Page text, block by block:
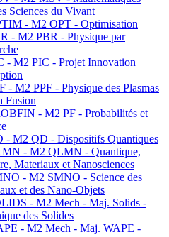
Sciences du Vivant
- M2 OPT - Optimisation
- M2 PBR - Physique par
- M2 PIC - Projet Innovation
- M2 PPF - Physique des Plasmas
Fusion
- M2 PF - Probabilités et
- M2 QD - Dispositifs Quantiques
- M2 QLMN - Quantique,
Materiaux et Nanosciences
- M2 SMNO - Science des
et des Nano-Objets
- M2 Mech - Maj. Solids -
des Solides
- M2 Mech - Maj. WAPE -